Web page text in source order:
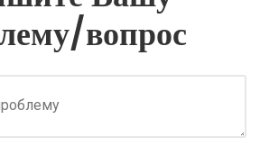
вопрос